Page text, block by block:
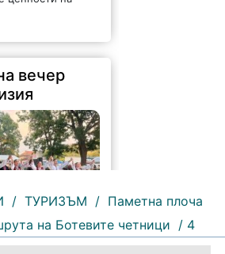
вечер
07 09:25:36
/ ТУРИЗЪМ / Паметна плоча
на Ботевите четници
/ 4